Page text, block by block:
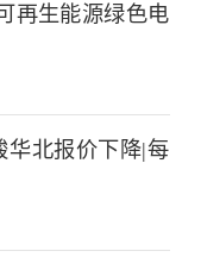
再生能源绿色电
华北报价下降|每